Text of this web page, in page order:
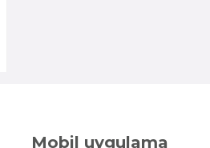
Mobil uygulama